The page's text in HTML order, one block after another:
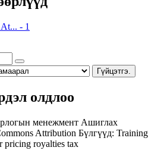
- 1
Гүйцэтгэ.
олдлоо
менежмент Ашиглах
Attribution Бүлгүүд: Training
pricing royalties tax